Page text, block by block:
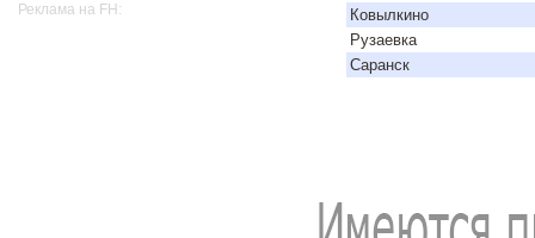
Реклама на FH:
Ковылкино
Рузаевка
Саранск